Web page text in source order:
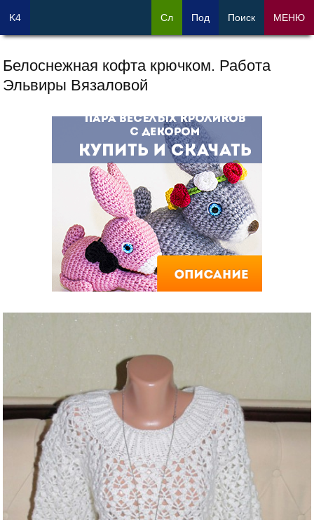
Белоснежная кофта крючком. Работа
Эльвиры Вязаловой
K4 Сл Под Поиск МЕНЮ